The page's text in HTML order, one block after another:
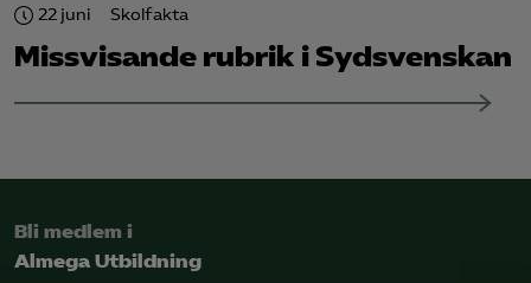
22 juni Skolfakta
Missvisande rubrik i Sydsvenskan
Bli medlem i
Almega Utbildning